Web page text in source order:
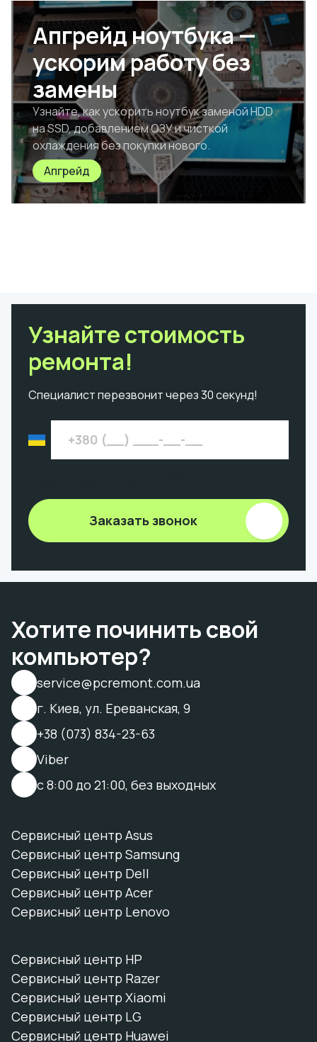
Апгрейд ноутбука —
ускорим работу без
замены
Узнайте, как ускорить ноутбук заменой HDD
на SSD, добавлением ОЗУ и чисткой
охлаждения без покупки нового.
Апгрейд
Узнайте стоимость
ремонта!
Специалист перезвонит через 30 секунд!
Заказать звонок
Хотите починить свой
компьютер?
service@pcremont.com.ua
г. Киев, ул. Ереванская, 9
+38 (073) 834-23-63
Viber
с 8:00 до 21:00, без выходных
Сервисный центр Asus
Сервисный центр Samsung
Сервисный центр Dell
Сервисный центр Acer
Сервисный центр Lenovo
Сервисный центр HP
Сервисный центр Razer
Сервисный центр Xiaomi
Сервисный центр LG
Сервисный центр Huawei